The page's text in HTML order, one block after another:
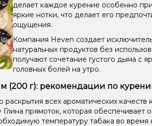
делает каждое курение особенно
яркие нотки, что делает его
ощущения.
Компания Heven создает
натуральных продуктов без
получают сочетание густого дыма с
головных болей на утро.
(200 г): рекомендации по
раскрытия всех ароматических качеств
Глина прямоток, которая обеспечивает
температуру табака во время